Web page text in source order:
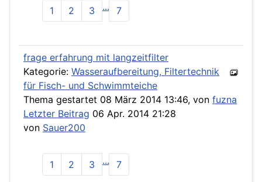
1 2 3 ... 7
frage erfahrung mit langzeitfilter
Kategorie: Wasseraufbereitung, Filtertechnik
für Fisch- und Schwimmteiche
Thema gestartet 08 März 2014 13:46, von fuzna
Letzter Beitrag 06 Apr. 2014 21:28
von Sauer200
1 2 3 ... 7